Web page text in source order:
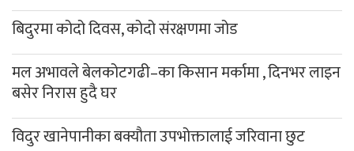
बिदुरमा कोदो दिवस, कोदो संरक्षणमा जोड
मल अभावले बेलकोटगढी–का किसान मर्कामा , दिनभर लाइन
बसेर निरास हुदै घर
विदुर खानेपानीका बक्यौता उपभोक्तालाई जरिवाना छुट